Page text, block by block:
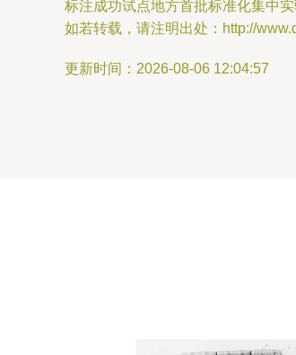
标注成功试点地方首批标准化集中
如若转载，请注明出处：http://
更新时间：2026-08-06 12:04:57